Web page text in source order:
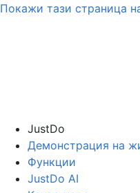
Покажи тази страница
JustDo
Демонстрация на
Функции
JustDo AI